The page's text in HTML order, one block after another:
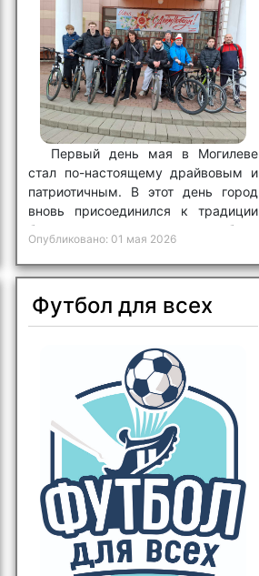
Первый день мая в Могилеве
стал по-настоящему драйвовым и
патриотичным. В этот день город
вновь присоединился к традиции
большого весеннего велопробега,
который посвящен 85-летию
героической обороны Могилева и
Опубликовано: 01 мая 2026
Футбол для всех